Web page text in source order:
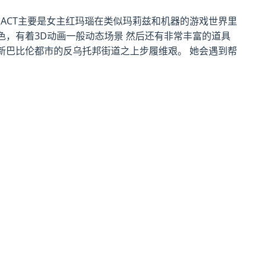
主要是女主红玛瑙在类似玛莉兹和机器的游戏世界里
有着3D动画一般动态场景 然后还有非常丰富的道具
比伦都市的反乌托邦街道之上步履维艰。 她会遇到帮